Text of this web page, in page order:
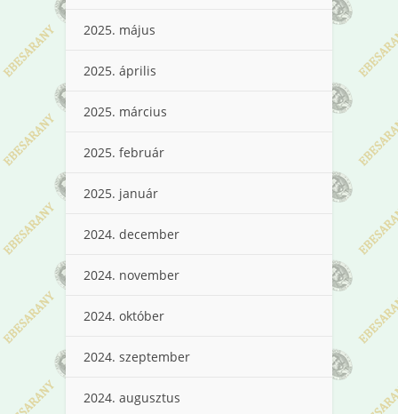
2025. május
2025. április
2025. március
2025. február
2025. január
2024. december
2024. november
2024. október
2024. szeptember
2024. augusztus